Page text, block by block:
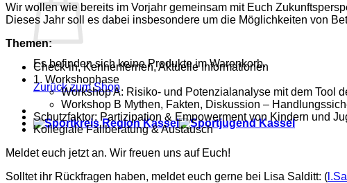
Es befinden sich keine Produkte im Warenkorb.
Zurück zum Shop
Wir wollen wie bereits im Vorjahr gemeinsam mit Euch
Dieses Jahr soll es dabei insbesondere um die Möglichkeiten von
Themen:
Check-in, Kennenlernen, Aktuelle Informationen
1. Workshophase
Workshop A: Risiko- und Potenzialanalyse mit dem Tool
Workshop B Mythen, Fakten, Diskussion –
Schutzfaktor: Partizipation & Empowerment von Kindern und
Kollegiale Fallberatung & Austausch
Meldet euch jetzt an. Wir freuen uns auf Euch!
Solltet ihr Rückfragen haben, meldet euch gerne bei Lisa Salditt: (